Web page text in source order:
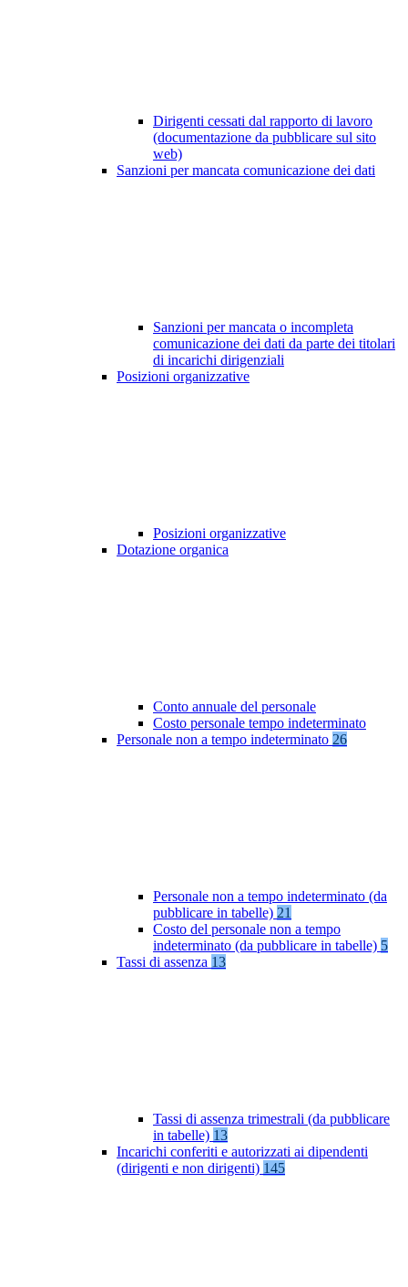
Dirigenti cessati dal rapporto di lavoro
(documentazione da pubblicare sul sito
web)
Sanzioni per mancata comunicazione dei dati
Sanzioni per mancata o incompleta
comunicazione dei dati da parte dei titolari
di incarichi dirigenziali
Posizioni organizzative
Posizioni organizzative
Dotazione organica
Conto annuale del personale
Costo personale tempo indeterminato
Personale non a tempo indeterminato 26
Personale non a tempo indeterminato (da
pubblicare in tabelle) 21
Costo del personale non a tempo
indeterminato (da pubblicare in tabelle) 5
Tassi di assenza 13
Tassi di assenza trimestrali (da pubblicare
in tabelle) 13
Incarichi conferiti e autorizzati ai dipendenti
(dirigenti e non dirigenti) 145